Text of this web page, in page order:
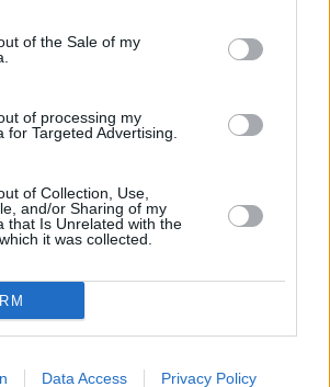
of the Sale of my
of processing my
for Targeted Advertising.
of Collection, Use,
and/or Sharing of my
that Is Unrelated with the
it was collected.
Data Access Privacy Policy
Miten paljon
Maaliskuussa
Kesäkuussa
Syyskuussa
Bukarestissa on ollut marraskuussa